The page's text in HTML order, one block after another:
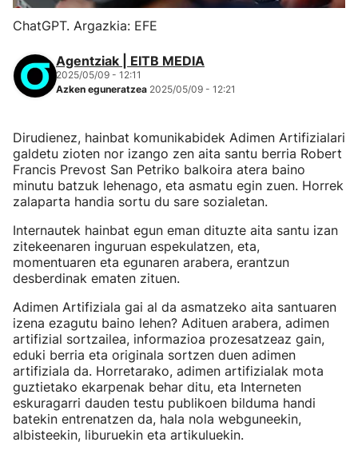
ChatGPT. Argazkia: EFE
Agentziak | EITB MEDIA
2025/05/09 - 12:11
Azken eguneratzea 2025/05/09 - 12:21
Dirudienez, hainbat komunikabidek Adimen Artifizialari
galdetu zioten nor izango zen aita santu berria Robert
Francis Prevost San Petriko balkoira atera baino
minutu batzuk lehenago, eta asmatu egin zuen. Horrek
zalaparta handia sortu du sare sozialetan.
Internautek hainbat egun eman dituzte aita santu izan
zitekeenaren inguruan espekulatzen, eta,
momentuaren eta egunaren arabera, erantzun
desberdinak ematen zituen.
Adimen Artifiziala gai al da asmatzeko aita santuaren
izena ezagutu baino lehen? Adituen arabera, adimen
artifizial sortzailea, informazioa prozesatzeaz gain,
eduki berria eta originala sortzen duen adimen
artifiziala da. Horretarako, adimen artifizialak mota
guztietako ekarpenak behar ditu, eta Interneten
eskuragarri dauden testu publikoen bilduma handi
batekin entrenatzen da, hala nola webguneekin,
albisteekin, liburuekin eta artikuluekin.